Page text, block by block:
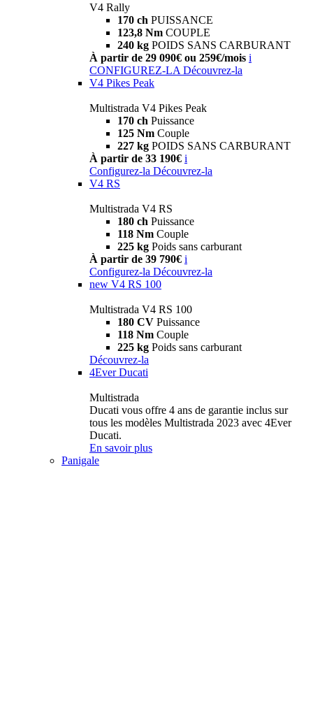
V4 Rally
170 ch PUISSANCE
123,8 Nm COUPLE
240 kg POIDS SANS CARBURANT
À partir de 29 090€ ou 259€/mois i
CONFIGUREZ-LA Découvrez-la
V4 Pikes Peak
Multistrada V4 Pikes Peak
170 ch Puissance
125 Nm Couple
227 kg POIDS SANS CARBURANT
À partir de 33 190€ i
Configurez-la Découvrez-la
V4 RS
Multistrada V4 RS
180 ch Puissance
118 Nm Couple
225 kg Poids sans carburant
À partir de 39 790€ i
Configurez-la Découvrez-la
new V4 RS 100
Multistrada V4 RS 100
180 CV Puissance
118 Nm Couple
225 kg Poids sans carburant
Découvrez-la
4Ever Ducati
Multistrada
Ducati vous offre 4 ans de garantie inclus sur
tous les modèles Multistrada 2023 avec 4Ever
Ducati.
En savoir plus
Panigale